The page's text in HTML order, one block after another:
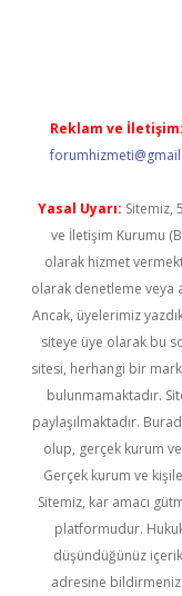
Reklam ve İletişim:
Yasal Uyarı: Sitemiz,
ve İletişim Kurumu
olarak hizmet
olarak denetleme veya
Ancak, üyelerimiz
siteye üye olarak bu
sitesi, herhangi bir
bulunmamaktadır.
paylaşılmaktadır.
olup, gerçek kurum
Gerçek kurum ve
Sitemiz, kar amacı
platformudur.
düşündüğünüz
adresine